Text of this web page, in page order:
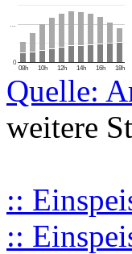
08h 10h 12h 14h 16h 18h
0
…
Quelle:
weitere
::
::